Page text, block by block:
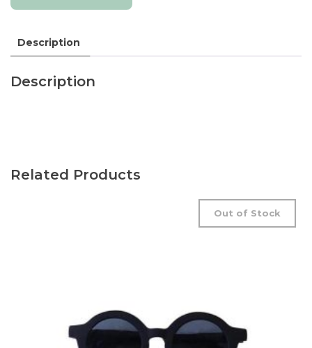
Description
Description
Related Products
Out of Stock